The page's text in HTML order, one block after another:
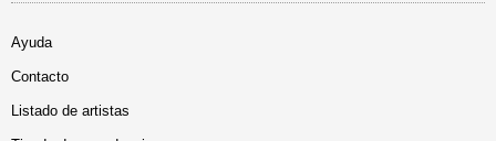
Ayuda
Contacto
Listado de artistas